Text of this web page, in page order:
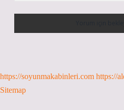
https://soyunmakabinleri.com https://
Sitemap